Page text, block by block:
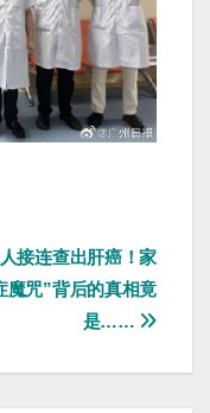
接连查出肝癌！家
魔咒”背后的真相竟
是……